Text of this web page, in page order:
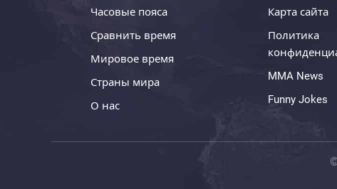
Часовые пояса
Сравнить время
Мировое время
Страны мира
О нас
Карта сайта
Политика
MMA News
Funny Jokes